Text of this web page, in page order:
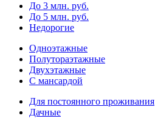
До 3 млн. руб.
До 5 млн. руб.
Недорогие
Одноэтажные
Полутораэтажные
Двухэтажные
С мансардой
Для постоянного проживания
Дачные